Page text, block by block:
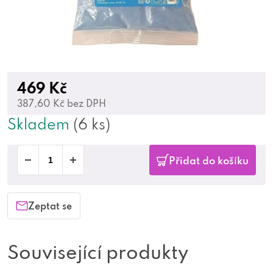
469 Kč
387,60 Kč bez DPH
Skladem (6 ks)
Přidat do košíku
Zeptat se
Související produkty